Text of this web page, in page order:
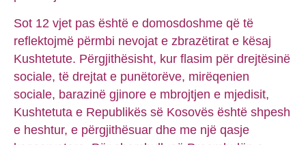
Sot 12 vjet pas është e domosdoshme që të
reflektojmë përmbi nevojat e zbrazëtirat e kësaj
Kushtetute. Përgjithësisht, kur flasim për drejtësinë
sociale, të drejtat e punëtorëve, mirëqenien
sociale, barazinë gjinore e mbrojtjen e mjedisit,
Kushtetuta e Republikës së Kosovës është shpesh
e heshtur, e përgjithësuar dhe me një qasje